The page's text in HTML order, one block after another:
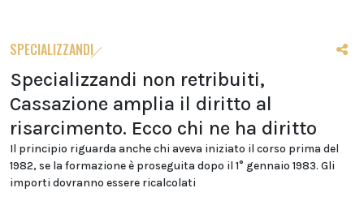
SPECIALIZZANDI
Specializzandi non retribuiti,
Cassazione amplia il diritto al
risarcimento. Ecco chi ne ha diritto
Il principio riguarda anche chi aveva iniziato il corso prima del
1982, se la formazione è proseguita dopo il 1° gennaio 1983. Gli
importi dovranno essere ricalcolati